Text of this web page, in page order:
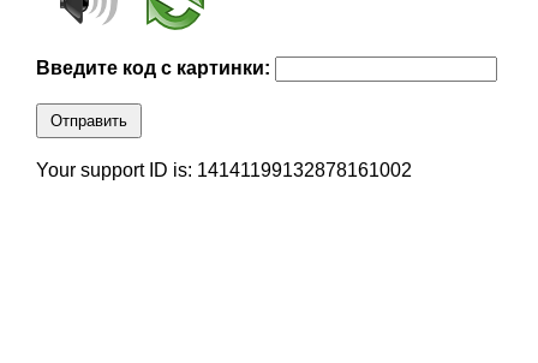
Введите код с картинки:
Отправить
Your support ID is: 14141199132878161002